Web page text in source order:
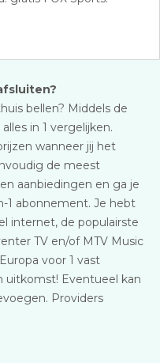
bellen? Middels de
in 1 vergelijken.
wanneer jij het
de meest
aanbiedingen en ga je
1 abonnement. Je hebt
internet, de populairste
TV en/of MTV Music
voor 1 vast
uitkomst! Eventueel kan
Providers